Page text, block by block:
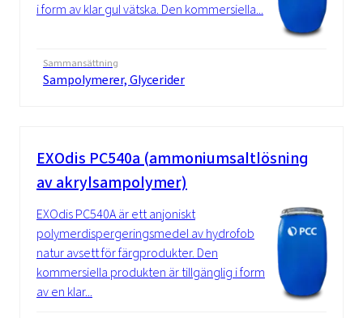
i form av klar gul vätska. Den kommersiella...
Sammansättning
Sampolymerer, Glycerider
EXOdis PC540a (ammoniumsaltlösning
av akrylsampolymer)
EXOdis PC540A är ett anjoniskt
polymerdispergeringsmedel av hydrofob
natur avsett för färgprodukter. Den
kommersiella produkten är tillgänglig i form
av en klar...